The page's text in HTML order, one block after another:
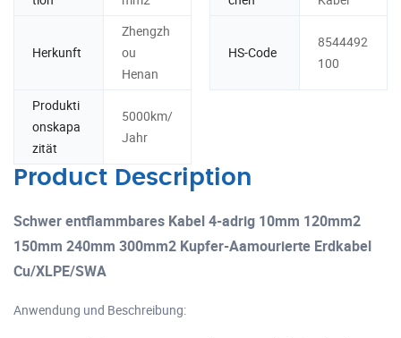
Herkunft
Zhengzh
ou
Henan
HS-Code
8544492
100
Produkti
onskapa
zität
5000km/
Jahr
Product Description
Schwer entflammbares Kabel 4-adrig 10mm 120mm2
150mm 240mm 300mm2 Kupfer-Aamourierte Erdkabel
Cu/XLPE/SWA
Anwendung und Beschreibung: